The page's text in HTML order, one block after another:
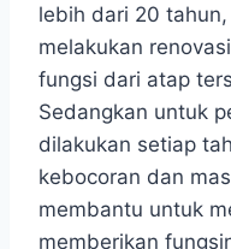
lebih dari 20
melakukan
fungsi dari atap
Sedangkan untuk
dilakukan setiap
kebocoran dan
membantu untuk
memberikan